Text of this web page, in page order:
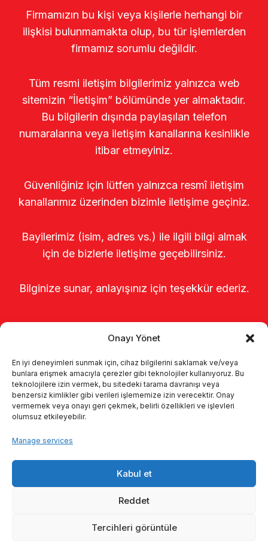
Onayı Yönet
En iyi deneyimleri sunmak için, cihaz bilgilerini saklamak ve/veya
bunlara erişmek amacıyla çerezler gibi teknolojiler kullanıyoruz. Bu
teknolojilere izin vermek, bu sitedeki tarama davranışı veya
benzersiz kimlikler gibi verileri işlememize izin verecektir. Onay
vermemek veya onayı geri çekmek, belirli özellikleri ve işlevleri
olumsuz etkileyebilir.
Manage services
Kabul et
Reddet
Tercihleri görüntüle
Firmamızın bu kişi veya kişilerle herhangi bir
ilişkisi bulunmamakta olup, bu tür işlemlerden
firmamız sorumlu değildir.
Tüm resmi iletişim bilgilerimiz yalnızca web
sitemizin “İletişim” bölümünde yer almaktadır.
Bu bilgilerin dışında paylaşılan telefon
numaralarına veya iletişim kanallarına kesinlikle
itibar etmeyiniz.
Güvenliğiniz için lütfen yalnızca resmî iletişim
kanallarımız üzerinden bizimle iletişime geçiniz.
Bayilerimiz (isim, adres vs.) ile ilgili bilgi almak
için de bizlerle iletişime geçebilirsiniz.
Bilginize sunar, anlayışınız için teşekkür ederiz.
Главная о нас
Продукты
Коммуникация
© 2026 Enka Tarım